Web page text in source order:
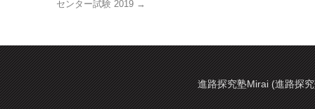
センター試験 2019 →
進路探究塾Mirai (進路探